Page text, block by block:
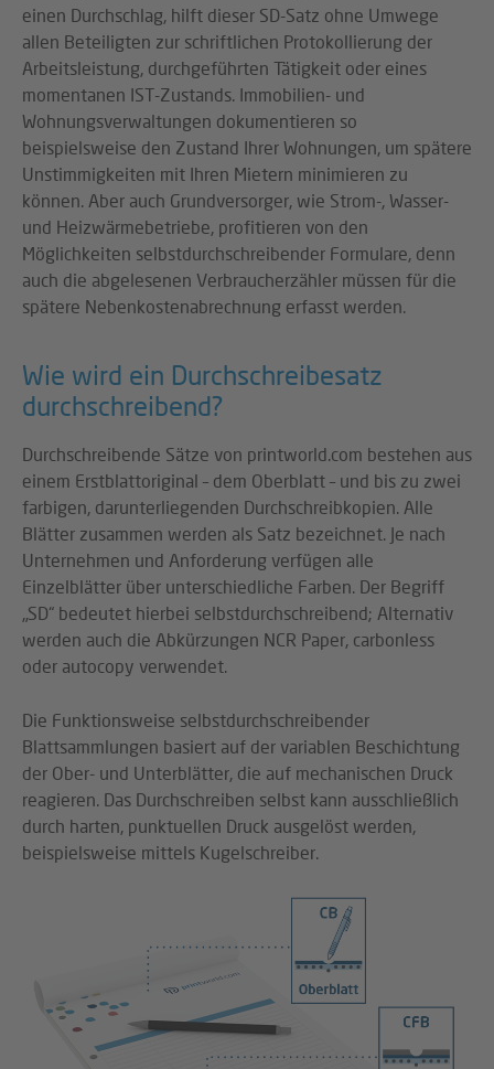
einen Durchschlag, hilft dieser SD-Satz ohne Umwege
allen Beteiligten zur schriftlichen Protokollierung der
Arbeitsleistung, durchgeführten Tätigkeit oder eines
momentanen IST-Zustands. Immobilien- und
Wohnungsverwaltungen dokumentieren so
beispielsweise den Zustand Ihrer Wohnungen, um spätere
Unstimmigkeiten mit Ihren Mietern minimieren zu
können. Aber auch Grundversorger, wie Strom-, Wasser-
und Heizwärmebetriebe, profitieren von den
Möglichkeiten selbstdurchschreibender Formulare, denn
auch die abgelesenen Verbraucherzähler müssen für die
spätere Nebenkostenabrechnung erfasst werden.
Wie wird ein Durchschreibesatz
durchschreibend?
Durchschreibende Sätze von printworld.com bestehen aus
einem Erstblattoriginal – dem Oberblatt – und bis zu zwei
farbigen, darunterliegenden Durchschreibkopien. Alle
Blätter zusammen werden als Satz bezeichnet. Je nach
Unternehmen und Anforderung verfügen alle
Einzelblätter über unterschiedliche Farben. Der Begriff
„SD“ bedeutet hierbei selbstdurchschreibend; Alternativ
werden auch die Abkürzungen NCR Paper, carbonless
oder autocopy verwendet.
Die Funktionsweise selbstdurchschreibender
Blattsammlungen basiert auf der variablen Beschichtung
der Ober- und Unterblätter, die auf mechanischen Druck
reagieren. Das Durchschreiben selbst kann ausschließlich
durch harten, punktuellen Druck ausgelöst werden,
beispielsweise mittels Kugelschreiber.